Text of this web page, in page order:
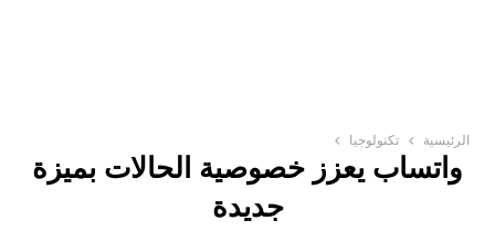
الرئيسية تكنولوجيا
واتساب يعزز خصوصية الحالات بميزة
جديدة